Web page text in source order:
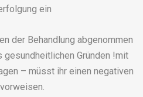
ein
der Behandlung abgenommen
gesundheitlichen Gründen !mit
– müsst ihr einen negativen